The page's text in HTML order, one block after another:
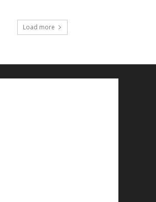
Load more